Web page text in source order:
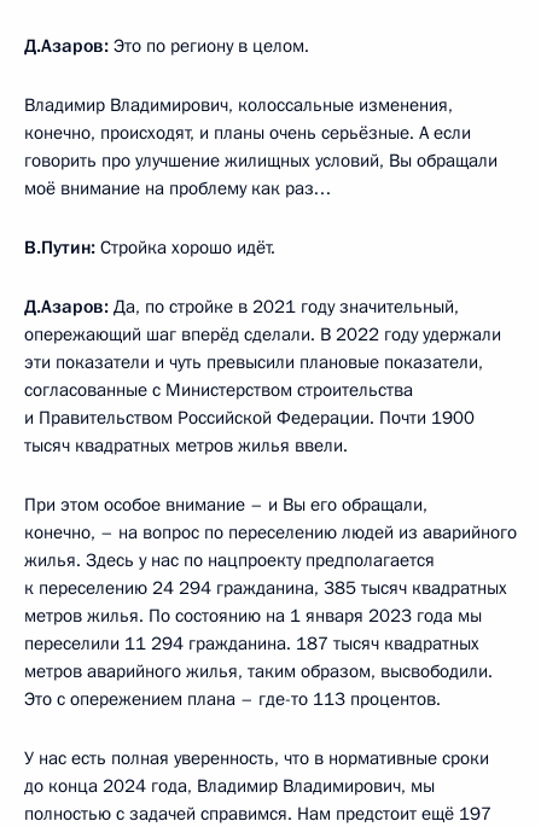
Д.Азаров: Это по региону в целом.
Владимир Владимирович, колоссальные изменения,
конечно, происходят, и планы очень серьёзные. А если
говорить про улучшение жилищных условий, Вы обращали
моё внимание на проблему как раз…
В.Путин: Стройка хорошо идёт.
Д.Азаров: Да, по стройке в 2021 году значительный,
опережающий шаг вперёд сделали. В 2022 году удержали
эти показатели и чуть превысили плановые показатели,
согласованные с Министерством строительства
и Правительством Российской Федерации. Почти 1900
тысяч квадратных метров жилья ввели.
При этом особое внимание – и Вы его обращали,
конечно, – на вопрос по переселению людей из аварийного
жилья. Здесь у нас по нацпроекту предполагается
к переселению 24 294 гражданина, 385 тысяч квадратных
метров жилья. По состоянию на 1 января 2023 года мы
переселили 11 294 гражданина. 187 тысяч квадратных
метров аварийного жилья, таким образом, высвободили.
Это с опережением плана – где-то 113 процентов.
У нас есть полная уверенность, что в нормативные сроки
до конца 2024 года, Владимир Владимирович, мы
полностью с задачей справимся. Нам предстоит ещё 197